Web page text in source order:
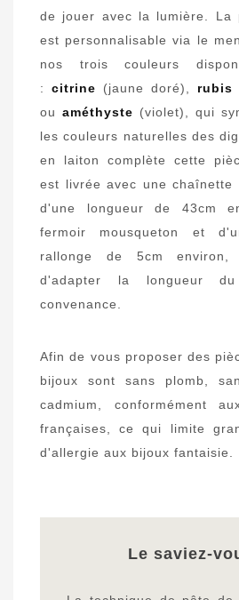
de jouer avec la lumière. La
est personnalisable via le
nos trois couleurs
: citrine (jaune doré), rubis
ou améthyste (violet), qui
les couleurs naturelles des
en laiton complète cette
est livrée avec une chaînette
d'une longueur de 43cm
fermoir mousqueton et
rallonge de 5cm environ,
d'adapter la longueur
convenance.
Afin de vous proposer des
bijoux sont sans plomb,
cadmium, conformément
françaises, ce qui limite
d'allergie aux bijoux fantaisie.
Le saviez-